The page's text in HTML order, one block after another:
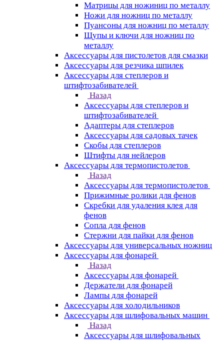
Матрицы для ножиниц по металлу
Ножи для ножниц по металлу
Пуансоны для ножниц по металлу
Щупы и ключи для ножниц по
металлу
Аксессуары для пистолетов для смазки
Аксессуары для резчика шпилек
Аксессуары для степлеров и
штифтозабивателей
Назад
Аксессуары для степлеров и
штифтозабивателей
Адаптеры для степлеров
Аксессуары для садовых тачек
Скобы для степлеров
Штифты для нейлеров
Аксессуары для термопистолетов
Назад
Аксессуары для термопистолетов
Прижимные ролики для фенов
Скребки для удаления клея для
фенов
Сопла для фенов
Стержни для пайки для фенов
Аксессуары для универсальных ножниц
Аксессуары для фонарей
Назад
Аксессуары для фонарей
Держатели для фонарей
Лампы для фонарей
Аксессуары для холодильников
Аксессуары для шлифовальных машин
Назад
Аксессуары для шлифовальных